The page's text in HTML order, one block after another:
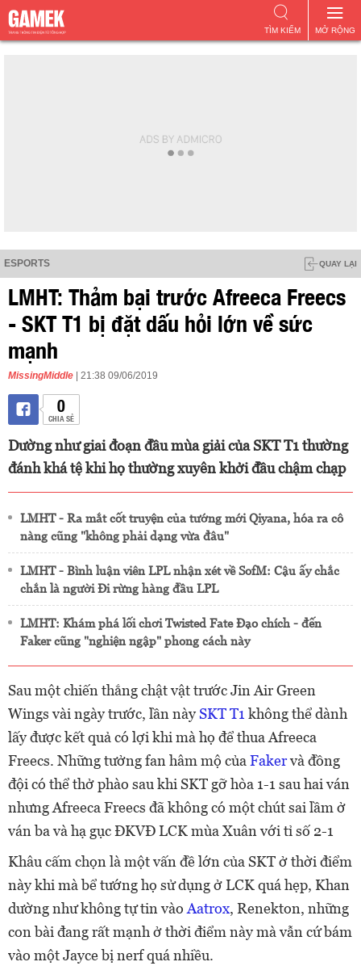
MỞ RỘNG
TÌM KIẾM
ESPORTS QUAY LẠI
LMHT: Thảm bại trước Afreeca Freecs
- SKT T1 bị đặt dấu hỏi lớn về sức
mạnh
MissingMiddle | 21:38 09/06/2019
0
CHIA SẺ
Dường như giai đoạn đầu mùa giải của SKT T1 thường
đánh khá tệ khi họ thường xuyên khởi đầu chậm chạp
LMHT - Ra mắt cốt truyện của tướng mới Qiyana, hóa ra cô
nàng cũng "không phải dạng vừa đâu"
LMHT - Bình luận viên LPL nhận xét về SofM: Cậu ấy chắc
chắn là người Đi rừng hàng đầu LPL
LMHT: Khám phá lối chơi Twisted Fate Đạo chích - đến
Faker cũng "nghiện ngập" phong cách này
Sau một chiến thắng chật vật trước Jin Air Green
Wings vài ngày trước, lần nàySKT T1 không thể dành
lấy được kết quả có lợi khi mà họ để thua Afreeca
Freecs. Những tưởng fan hâm mộ của Fakervà đồng
đội có thể thở phào sau khi SKT gỡ hòa 1-1 sau hai ván
nhưng Afreeca Freecs đã không có một chút sai lầm ở
ván ba và hạ gục ĐKVĐ LCK mùa Xuân với tỉ số 2-1
Khâu cấm chọn là một vấn đề lớn của SKT ở thời điểm
này khi mà bể tướng họ sử dụng ở LCK quá hẹp, Khan
dường như không tự tin vào Aatrox, Renekton, những
con bài đang rất mạnh ở thời điểm này mà vẫn cứ bám
vào một Jayce bị nerf quá nhiều.